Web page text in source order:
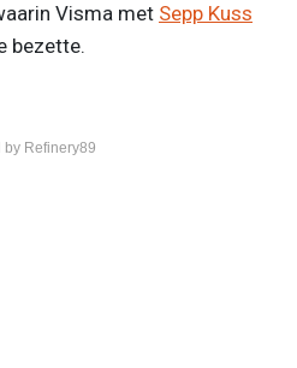
Visma met Sepp Kuss
bezette.
by Refinery89